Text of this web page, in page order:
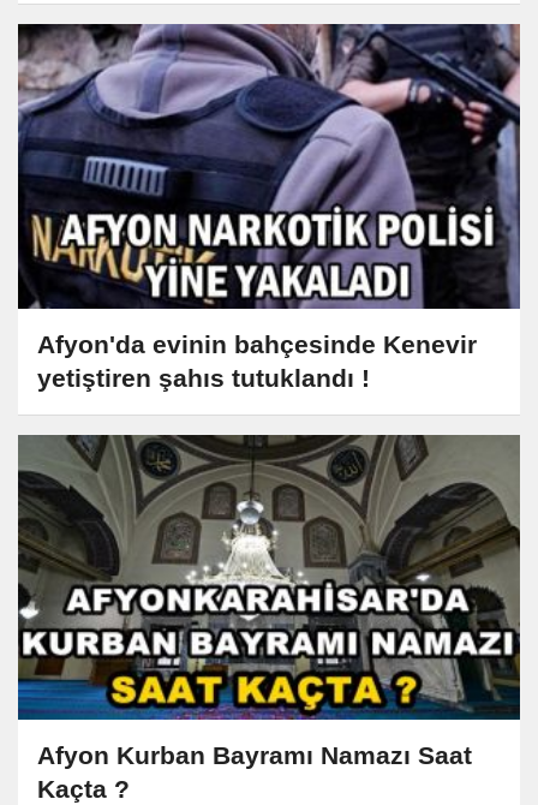
Afyon'da evinin bahçesinde Kenevir
yetiştiren şahıs tutuklandı !
Afyon Kurban Bayramı Namazı Saat
Kaçta ?